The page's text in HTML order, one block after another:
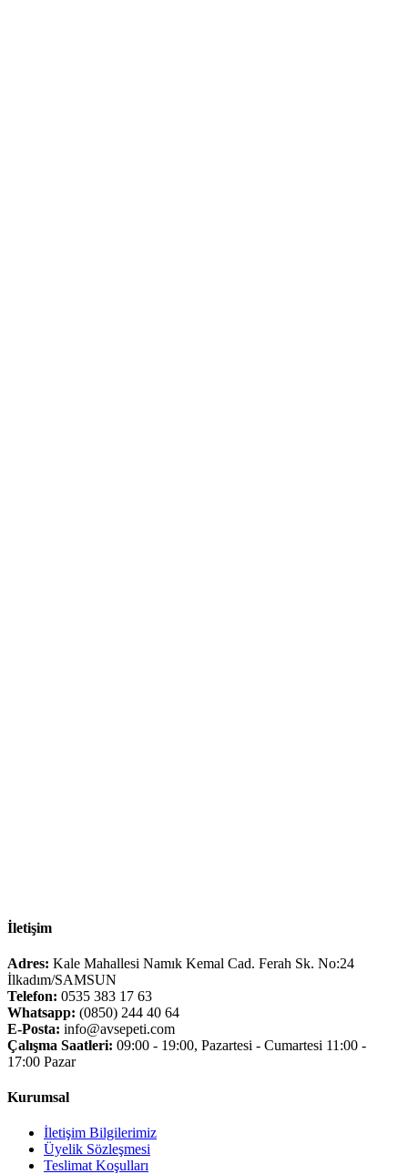
İletişim
Adres: Kale Mahallesi Namık Kemal Cad. Ferah Sk. No:24
İlkadım/SAMSUN
Telefon: 0535 383 17 63
Whatsapp: (0850) 244 40 64
E-Posta: info@avsepeti.com
Çalışma Saatleri: 09:00 - 19:00, Pazartesi - Cumartesi 11:00 -
17:00 Pazar
Kurumsal
İletişim Bilgilerimiz
Üyelik Sözleşmesi
Teslimat Koşulları